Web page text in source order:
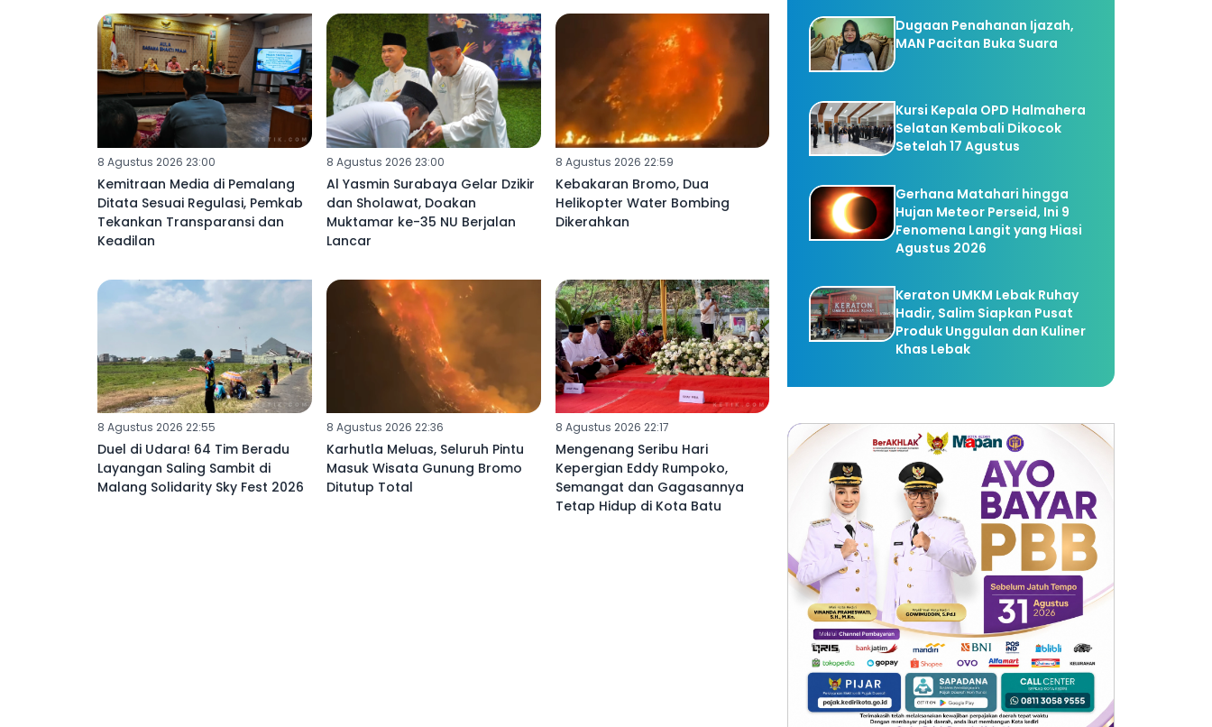
8 Agustus 2026 23:00
Kemitraan Media di Pemalang
Ditata Sesuai Regulasi, Pemkab
Tekankan Transparansi dan
Keadilan
8 Agustus 2026 23:00
Al Yasmin Surabaya Gelar Dzikir
dan Sholawat, Doakan
Muktamar ke-35 NU Berjalan
Lancar
8 Agustus 2026 22:59
Kebakaran Bromo, Dua
Helikopter Water Bombing
Dikerahkan
8 Agustus 2026 22:55
Duel di Udara! 64 Tim Beradu
Layangan Saling Sambit di
Malang Solidarity Sky Fest 2026
8 Agustus 2026 22:36
Karhutla Meluas, Seluruh Pintu
Masuk Wisata Gunung Bromo
Ditutup Total
8 Agustus 2026 22:17
Mengenang Seribu Hari
Kepergian Eddy Rumpoko,
Semangat dan Gagasannya
Tetap Hidup di Kota Batu
Dugaan Penahanan Ijazah,
MAN Pacitan Buka Suara
Kursi Kepala OPD Halmahera
Selatan Kembali Dikocok
Setelah 17 Agustus
Gerhana Matahari hingga
Hujan Meteor Perseid, Ini 9
Fenomena Langit yang Hiasi
Agustus 2026
Keraton UMKM Lebak Ruhay
Hadir, Salim Siapkan Pusat
Produk Unggulan dan Kuliner
Khas Lebak